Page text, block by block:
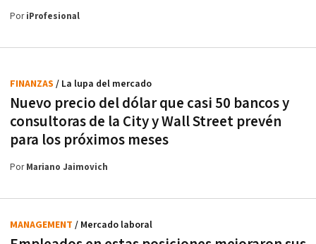
PoriProfesional
Nuevo precio del dólar que casi 50 bancos y
consultoras de la City y Wall Street prevén
para los próximos meses
FINANZAS / La lupa del mercado
PorMariano Jaimovich
MANAGEMENT / Mercado laboral